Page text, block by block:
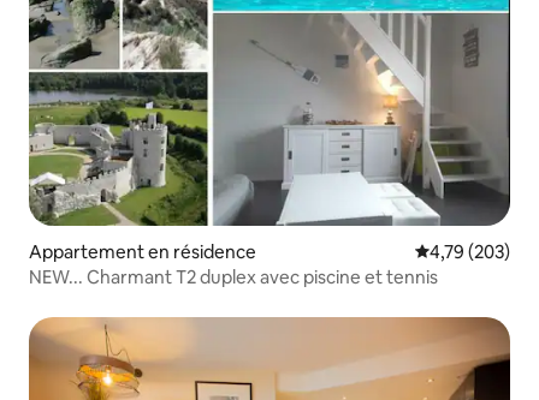
Appartement en résidence Évaluation
4,79 (203)
NEW... Charmant T2 duplex avec piscine et tennis